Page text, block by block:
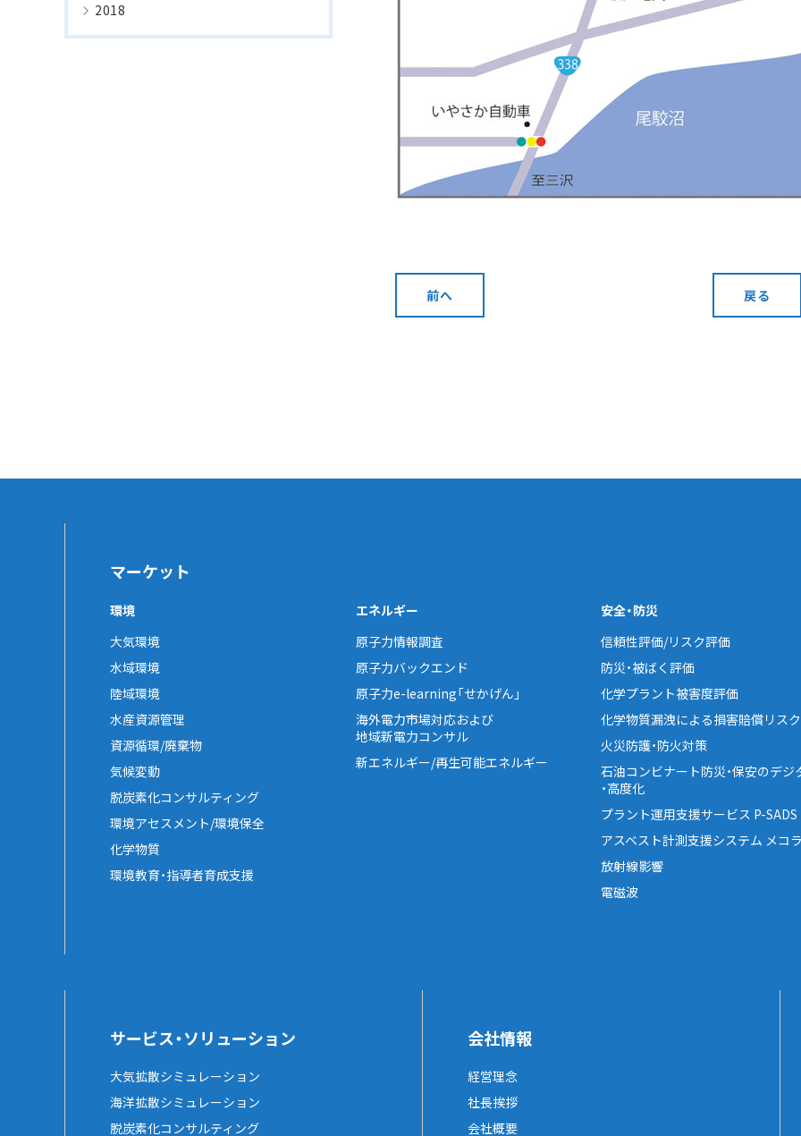
前へ 戻る
2018
マーケット
環境
大気環境
水域環境
陸域環境
水産資源管理
資源循環/廃棄物
気候変動
脱炭素化コンサルティング
環境アセスメント/環境保全
化学物質
環境教育・指導者育成支援
エネルギー
原子力情報調査
原子力バックエンド
原子力e-learning「せかげん」
海外電力市場対応および
地域新電力コンサル
新エネルギー/再生可能エネルギー
安全・防災
信頼性評価/リスク評価
防災・被ばく評価
化学プラント被害度評価
化学物質漏洩による損害賠償リス
火災防護・防火対策
石油コンビナート防災・保安のデジ
・高度化
プラント運用支援サービス P-SADS
アスベスト計測支援システム メコ
放射線影響
電磁波
サービス・ソリューション
大気拡散シミュレーション
海洋拡散シミュレーション
脱炭素化コンサルティング
会社情報
経営理念
社長挨拶
会社概要